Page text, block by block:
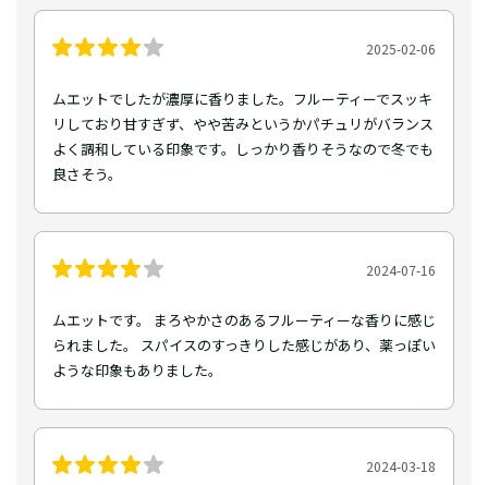
2025-02-06
ムエットでしたが濃厚に香りました。フルーティーでスッキ
リしており甘すぎず、やや苦みというかパチュリがバランス
よく調和している印象です。しっかり香りそうなので冬でも
良さそう。
2024-07-16
ムエットです。 まろやかさのあるフルーティーな香りに感じ
られました。 スパイスのすっきりした感じがあり、薬っぽい
ような印象もありました。
2024-03-18